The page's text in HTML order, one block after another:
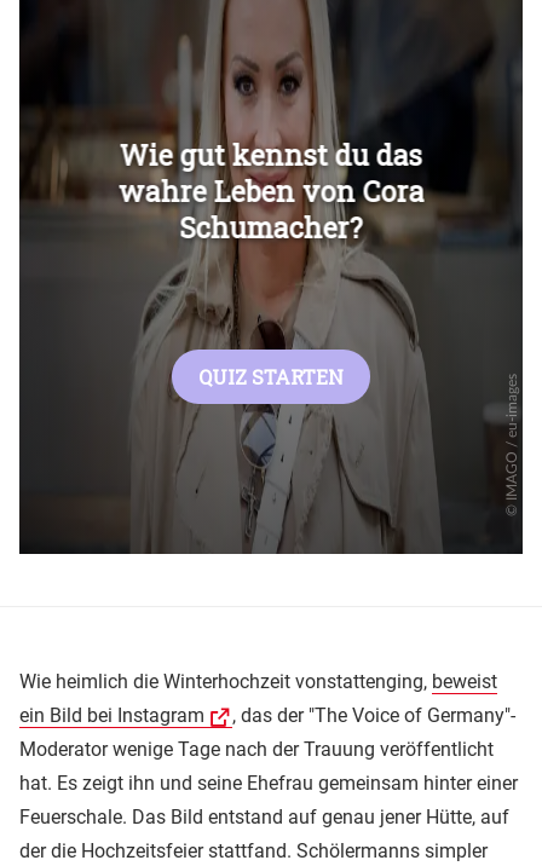
Überspringen
Wie heimlich die Winterhochzeit vonstattenging, beweist
ein Bild bei Instagram
, das der "The Voice of Germany"-
Moderator wenige Tage nach der Trauung veröffentlicht
hat. Es zeigt ihn und seine Ehefrau gemeinsam hinter einer
Feuerschale. Das Bild entstand auf genau jener Hütte, auf
der die Hochzeitsfeier stattfand. Schölermanns simpler